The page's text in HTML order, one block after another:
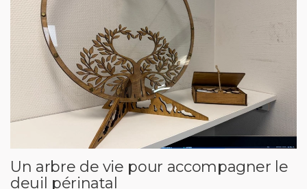
Un arbre de vie pour accompagner le
deuil périnatal